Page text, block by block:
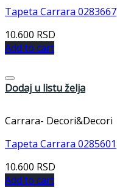
Tapeta Carrara 0283667
10.600 RSD
Add to cart
Dodaj u listu želja
Carrara- Decori&Decori
Tapeta Carrara 0285601
10.600 RSD
Add to cart